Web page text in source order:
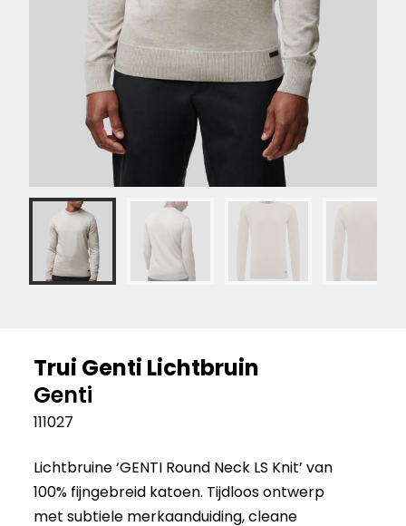
Trui Genti Lichtbruin
Genti
111027
Lichtbruine ‘GENTI Round Neck LS Knit’ van
100% fijngebreid katoen. Tijdloos ontwerp
met subtiele merkaanduiding, cleane